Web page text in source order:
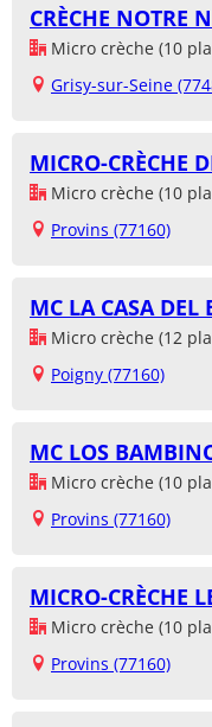
CRÈCHE NOTRE
Micro crèche (10
Grisy-sur-Seine
MICRO-CRÈCHE
Micro crèche (10
Provins (77160)
MC LA CASA DEL
Micro crèche (12
Poigny (77160)
MC LOS
Micro crèche (10
Provins (77160)
MICRO-CRÈCHE
Micro crèche (10
Provins (77160)